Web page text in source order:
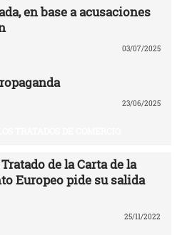
en base a acusaciones
03/07/2025
23/06/2025
de la Carta de la
Europeo pide su salida
25/11/2022